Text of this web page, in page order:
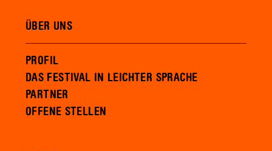
ÜBER UNS
PROFIL
DAS FESTIVAL IN LEICHTER SPRACHE
PARTNER
OFFENE STELLEN